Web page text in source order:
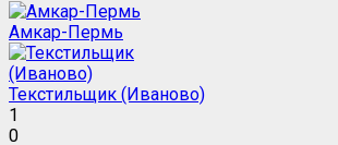
Амкар-Пермь
Текстильщик (Иваново)
1
0